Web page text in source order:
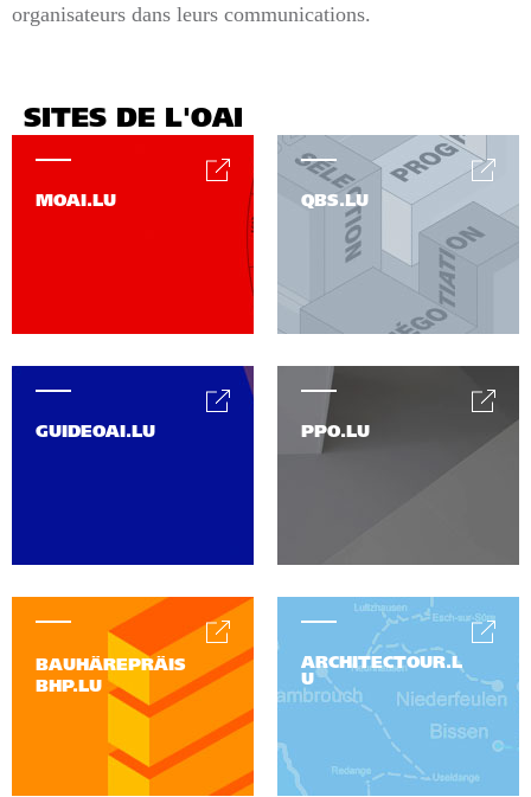
organisateurs dans leurs communications.
SITES DE L'OAI
MOAI.LU QBS.LU
PPO.LU
GUIDEOAI.LU
BAUHÄREPRÄIS
BHP.LU
ARCHITECTOUR.L
U